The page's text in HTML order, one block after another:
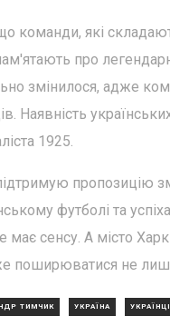
команди, які
про
змінилося, адже
Наявність
1925.
пропозицію
футболі та
сенсу. А місто
поширюватися не
ТИМЧИК УКРАЇНА УКРАЇНЦІ